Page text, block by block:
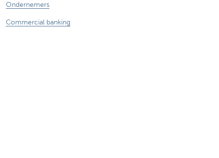
Ondernemers
Commercial banking